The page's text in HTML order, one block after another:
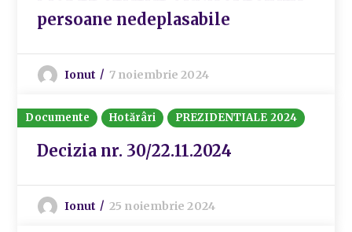
persoane nedeplasabile
Ionut 7 noiembrie 2024
Documente Hotărâri PREZIDENTIALE 2024
Decizia nr. 30/22.11.2024
Ionut 25 noiembrie 2024